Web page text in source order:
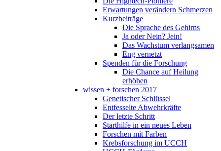
Erwartungen verändern Schmerzen
Kurzbeiträge
Die Sprache des Gehirns
Ja oder Nein? Jein!
Das Wachstum verlangsamen
Eng vernetzt
Spenden für die Forschung
Die Chance auf Heilung
erhöhen
wissen + forschen 2017
Genetischer Schlüssel
Entfesselte Abwehrkräfte
Der letzte Schritt
Starthilfe in ein neues Leben
Forschen mit Farben
Krebsforschung im UCCH